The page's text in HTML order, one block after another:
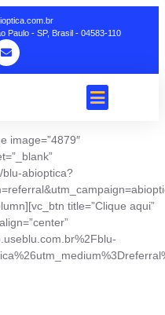
Paulo - SP, Brasil - 04583-110
image=”4879″
blu-abioptica?
title=”Clique aqui”